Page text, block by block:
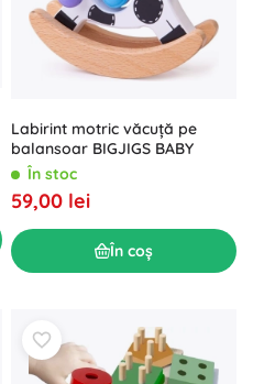
Labirint motric văcuță pe
balansoar BIGJIGS BABY
În stoc
59,00 lei
În coș